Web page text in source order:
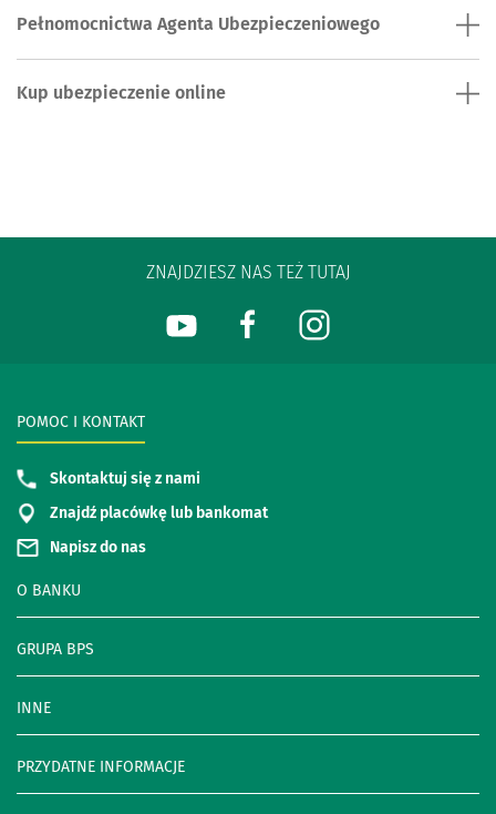
Pełnomocnictwa Agenta Ubezpieczeniowego
Kup ubezpieczenie online
ZNAJDZIESZ NAS TEŻ TUTAJ
O BANKU
GRUPA BPS
INNE
POMOC I KONTAKT
Skontaktuj się z nami
Znajdź placówkę lub bankomat
Napisz do nas
PRZYDATNE INFORMACJE